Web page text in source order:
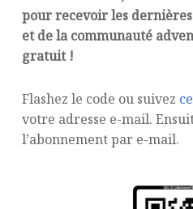
pour recevoir les
et de la communauté
gratuit !
Flashez le code ou suivez
votre adresse e-mail.
l’abonnement par e-mail.